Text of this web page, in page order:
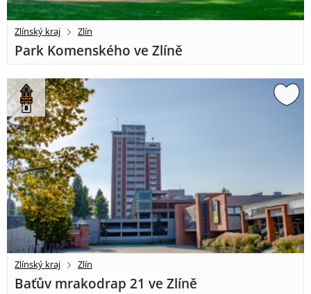
Zlínský kraj Zlín
Park Komenského ve Zlíně
Zlínský kraj Zlín
Baťův mrakodrap 21 ve Zlíně